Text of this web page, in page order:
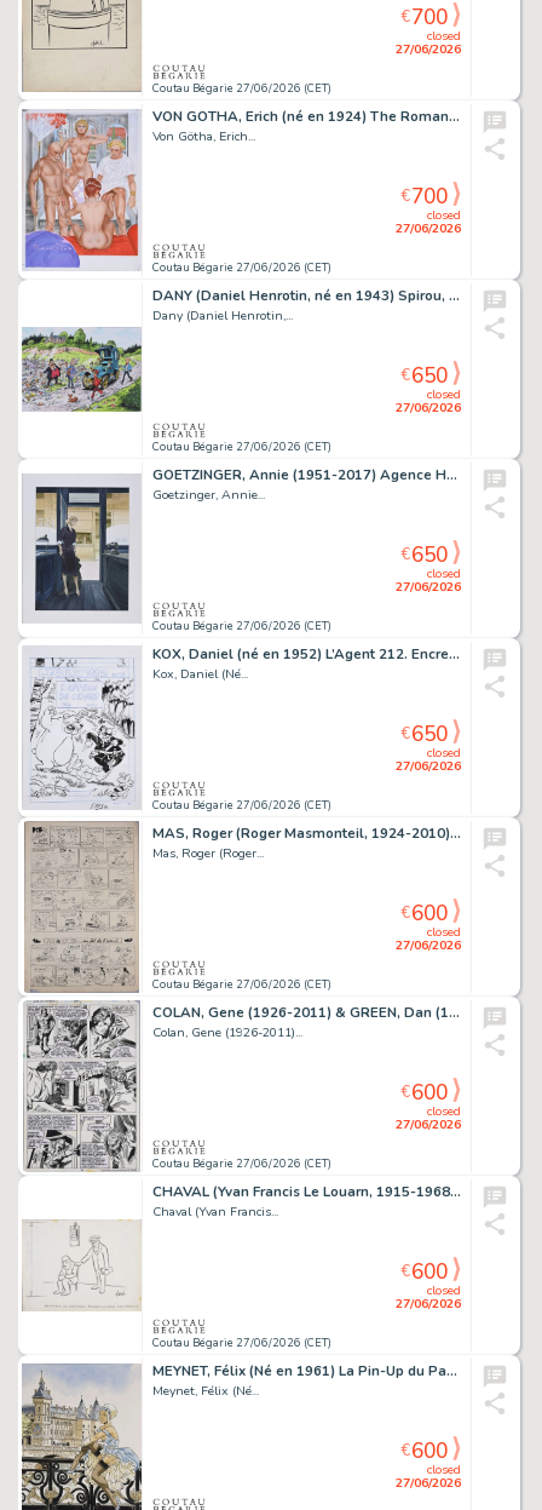
Coutau Bégarie 27/06/2026 (CET)
closed
27/06/2026
€700
VON GÖTHA, Erich (né en 1924) The Roman life of Laura. Encres...
Von Götha, Erich...
Coutau Bégarie 27/06/2026 (CET)
closed
27/06/2026
€700
DANY (Daniel Henrotin, né en 1943) Spirou, La gorgone...
Dany (Daniel Henrotin,...
Coutau Bégarie 27/06/2026 (CET)
closed
27/06/2026
€650
GOETZINGER, Annie (1951-2017) Agence Hardy, illustration...
Goetzinger, Annie...
Coutau Bégarie 27/06/2026 (CET)
closed
27/06/2026
€650
KOX, Daniel (né en 1952) L’Agent 212. Encre de Chine...
Kox, Daniel (Né...
Coutau Bégarie 27/06/2026 (CET)
closed
27/06/2026
€650
MAS, Roger (Roger Masmonteil, 1924-2010) Pif le chien…Au...
Mas, Roger (Roger...
Coutau Bégarie 27/06/2026 (CET)
closed
27/06/2026
€600
COLAN, Gene (1926-2011) & GREEN, Dan (1952-2023) Docteur...
Colan, Gene (1926-2011)...
Coutau Bégarie 27/06/2026 (CET)
closed
27/06/2026
€600
CHAVAL (Yvan Francis Le Louarn, 1915-1968) Releveur...
Chaval (Yvan Francis...
Coutau Bégarie 27/06/2026 (CET)
closed
27/06/2026
€600
MEYNET, Félix (Né en 1961) La Pin-Up du Palais de Justice....
Meynet, Félix (Né...
closed
27/06/2026
€600